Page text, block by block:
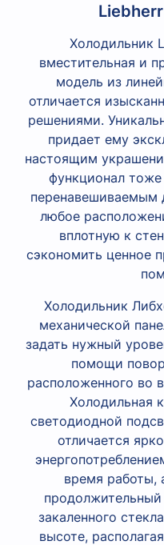
Холодильник
вместительная и
модель из
отличается
решениями.
придает ему
настоящим
функционал тоже
перенавешиваемым
любое
вплотную к
сэкономить ценное
Холодильник
механической
задать нужный
помощи
расположенного во
Холодильная
светодиодной
отличается
время работы,
закаленного
высоте,